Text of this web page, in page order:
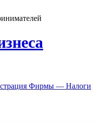
Фирмы — Налоги